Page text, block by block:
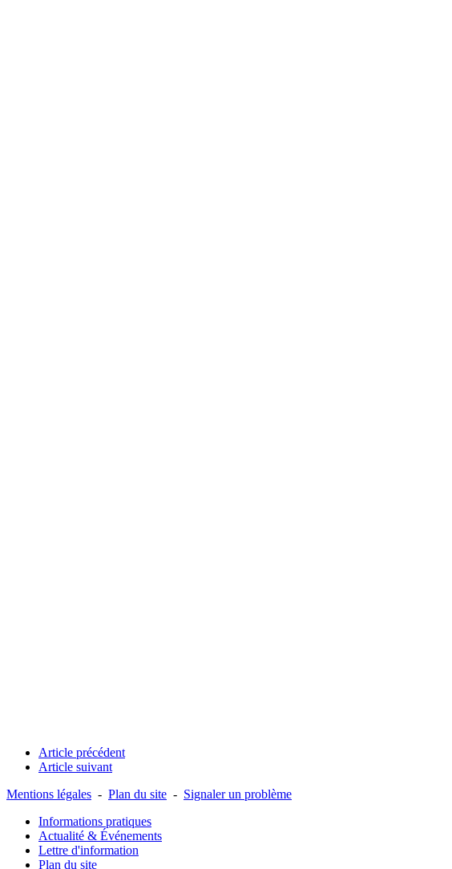
Article précédent
Article suivant
Mentions légales - Plan du site - Signaler un problème
Informations pratiques
Actualité & Événements
Lettre d'information
Plan du site